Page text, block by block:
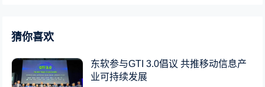
猜你喜欢
东软参与GTI 3.0倡议 共推移动信息产
业可持续发展